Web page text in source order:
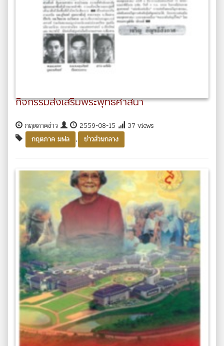
กิจกรรมส่งเสริมพระพุทธศาสนา
กฤตภาคข่าว 2559-08-15
37 views
กฤตภาค มฟล
, ข่าวส่วนกลาง